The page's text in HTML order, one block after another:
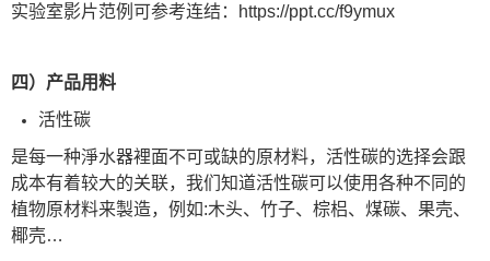
实验室影片范例可参考连结：https://ppt.cc/f9ymux
四）产品用料
活性碳
是每一种淨水器裡面不可或缺的原材料，活性碳的选择会跟
成本有着较大的关联，我们知道活性碳可以使用各种不同的
植物原材料来製造，例如:木头、竹子、棕梠、煤碳、果壳、
椰壳…